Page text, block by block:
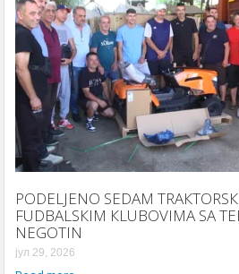
PODELJENO SEDAM
FUDBALSКIM КLUBOVIMA SA
NEGOTIN
јул 29, 2026